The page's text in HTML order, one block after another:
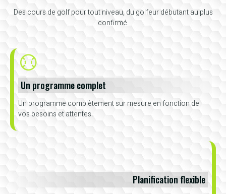
Des cours de golf pour tout niveau, du golfeur débutant au plus
confirmé.
Un programme complet
Un programme complètement sur mesure en fonction de
vos besoins et attentes.
Planification flexible